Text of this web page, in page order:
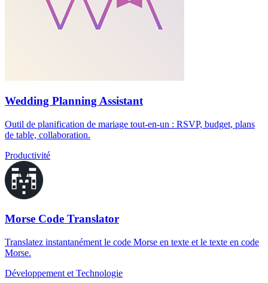
Wedding Planning Assistant
Outil de planification de mariage tout-en-un : RSVP, budget, plans
de table, collaboration.
Productivité
Morse Code Translator
Translatez instantanément le code Morse en texte et le texte en code
Morse.
Développement et Technologie